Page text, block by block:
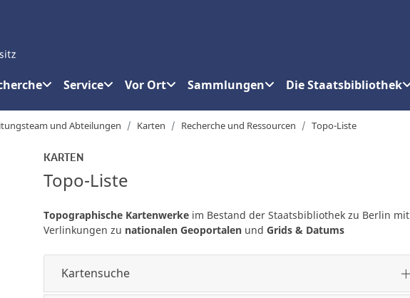
Service Vor Ort Sammlungen Die Staatsbibliothek
und Abteilungen Karten Recherche und Ressourcen Topo-Liste
KARTEN
Topo-Liste
Topographische Kartenwerke im Bestand der Staatsbibliothek zu Berlin mit
Verlinkungen zu nationalen Geoportalen und Grids & Datums
Kartensuche